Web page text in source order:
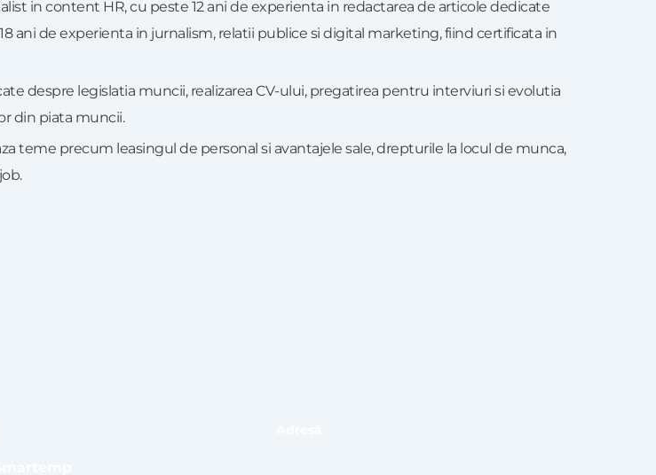
in content HR, cu peste 12 ani de experienta in redactarea de articole dedicate
ani de experienta in jurnalism, relatii publice si digital marketing, fiind certificata in
despre legislatia muncii, realizarea CV-ului, pregatirea pentru interviuri si evolutia
din piata muncii.
teme precum leasingul de personal si avantajele sale, drepturile la locul de munca,